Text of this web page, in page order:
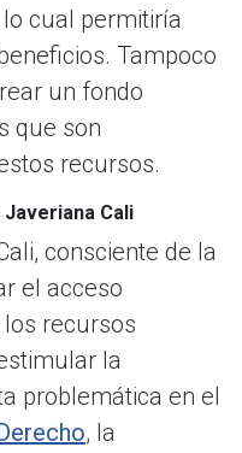
cual permitiría
Tampoco
un fondo
que son
recursos.
Cali
consciente de la
el acceso
recursos
la
problemática en el
, la